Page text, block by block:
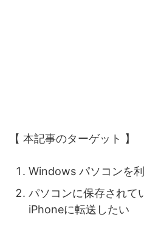
【 本記事のターゲット 】
Windows パソコンを
パソコンに保存されて
iPhoneに転送したい